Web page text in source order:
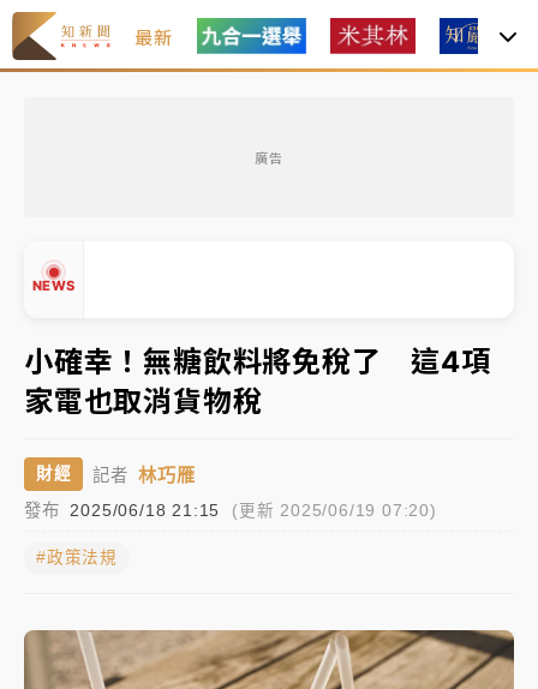
最新
廣告
NEWS
中信慈善基金會想增加董事人數！辜仲諒向法院聲請遭
駁 理由曝光
故宮《龍藏經》特展第2檔！今線上預約開賣一度塞車
周六起展出延長至晚上7時
台東農業處長涉圖利渡假村！東檢抗告成功 今重開羈
父親節泡湯了！中颱白海豚雨彈轟3天 「紅到發紫」降
雨熱區曝
暑假過三周才推「E宿新北打卡趣」！抽獎程序複雜 觀
旅局回應了
小確幸！無糖飲料將免稅了 這4項
家電也取消貨物稅
財經 記者 林巧雁
發布 2025/06/18 21:15 (更新 2025/06/19 07:20)
#政策法規